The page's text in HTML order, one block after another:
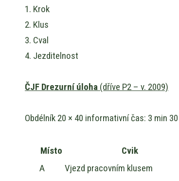
1. Krok
2. Klus
3. Cval
4. Jezditelnost
ČJF Drezurní úloha (dříve P2 – v. 2009)
Obdélník 20 × 40 informativní čas: 3 min
Místo Cvik
A
Vjezd pracovním klusem